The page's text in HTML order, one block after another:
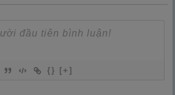
{} [+]